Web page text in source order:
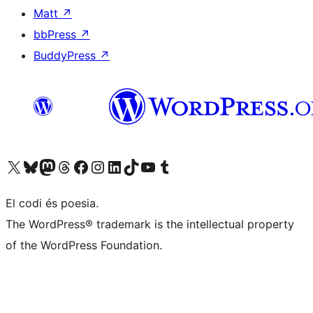
Matt ↗
bbPress ↗
BuddyPress ↗
Visiteu el nostre compte X (abans Twitter)
Visiteu el nostre compte de Bluesky
Visiteu el nostre compte al Mastodon
Visiteu el nostre compte de Threads
Visiteu la nostra pàgina al Facebook
Visiteu el nostre compte d'Instagram
Visiteu el nostre compte de LinkedIn
Visiteu el nostre compte de TikTok
Visiteu el nostre canal al YouTube
Visiteu el nostre compte de Tumblr
El codi és poesia.
The WordPress® trademark is the intellectual property
of the WordPress Foundation.